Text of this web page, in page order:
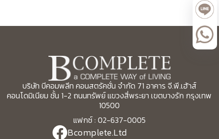
บริษัท บีคอมพลีท คอนสตรัคชั่น จำกัด 71 อาคาร จี.พี.เฮ้าส์
คอนโดมิเนียม ชั้น 1-2 ถนนทรัพย์ แขวงสี่พระยา เขตบางรัก กรุงเทพ
10500
แฟกซ์ : 02-637-0005
Bcomplete.Ltd